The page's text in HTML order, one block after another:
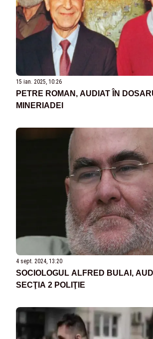
15 ian. 2025, 10:26
PETRE ROMAN, AUDIAT ÎN
MINERIADEI
4 sept. 2024, 13:20
SOCIOLOGUL ALFRED BULAI,
SECŢIA 2 POLIŢIE